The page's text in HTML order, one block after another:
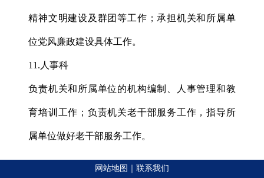
精神文明建设及群团等工作；承担机关和所属单
位党风廉政建设具体工作。
11.人事科
负责机关和所属单位的机构编制、人事管理和教
育培训工作；负责机关老干部服务工作，指导所
属单位做好老干部服务工作。
网站地图 联系我们